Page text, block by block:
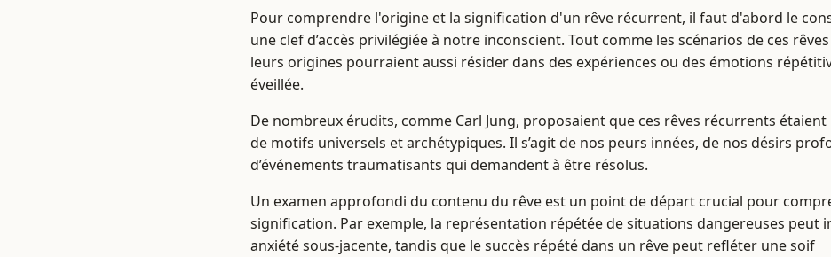
Pour comprendre l'origine et la signification d'un rêve récurrent, il faut d'abord le
une clef d’accès privilégiée à notre inconscient. Tout comme les scénarios de ces
leurs origines pourraient aussi résider dans des expériences ou des émotions
éveillée.
De nombreux érudits, comme Carl Jung, proposaient que ces rêves récurrents
de motifs universels et archétypiques. Il s’agit de nos peurs innées, de nos désirs
d’événements traumatisants qui demandent à être résolus.
Un examen approfondi du contenu du rêve est un point de départ crucial pour
signification. Par exemple, la représentation répétée de situations dangereuses peut
anxiété sous-jacente, tandis que le succès répété dans un rêve peut refléter une soif